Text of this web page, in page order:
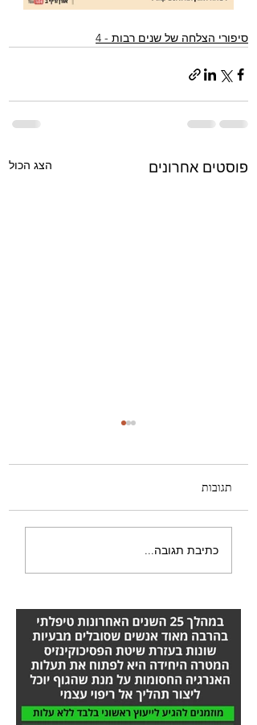
סיפורי הצלחה של שנים רבות - 4
פוסטים אחרונים הצג הכול
היה לי טישטוש בעין -
תגובות
כתיבת תגובה...